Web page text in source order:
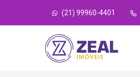
(21) 99960-4401
Página inicial